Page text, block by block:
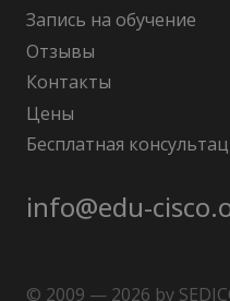
Запись на обучение
Отзывы
Контакты
Цены
Бесплатная
info@edu-
© 2009 — 2026 by